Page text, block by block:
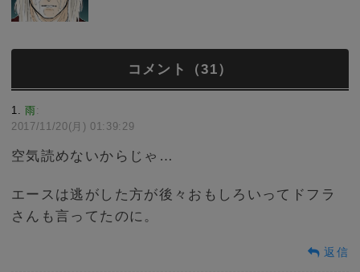
コメント（31）
1 雨:
2017/11/20(月) 01:39:29
空気読めないからじゃ…
エースは逃がした方が後々おもしろいってドフラ
さんも言ってたのに。
返信